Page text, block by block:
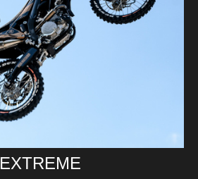
EXTREME